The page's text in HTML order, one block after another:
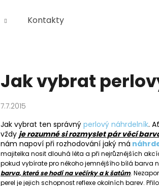
Kontakty
Jak vybrat
7.7.2015
Jak vybrat ten správný perlový náhrdelník.
vždy je rozumné si rozmyslet pár věcí
nám napoví při rozhodování jaký má
majitelka nosit dlouhá léta a při nejrůznějších
pokud vybírate pro někoho jemnějšího bílá barva
barva, která se hodí na večírky a k šatům.
perel je jejich schopnost reflexe okolních barev.
Doporučujeme